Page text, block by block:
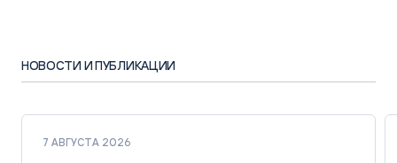
НОВОСТИ И ПУБЛИКАЦИИ
7 АВГУСТА 2026